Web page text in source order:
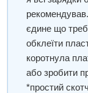
єдине що
обклеїти
коротнула
або зробити
*простий